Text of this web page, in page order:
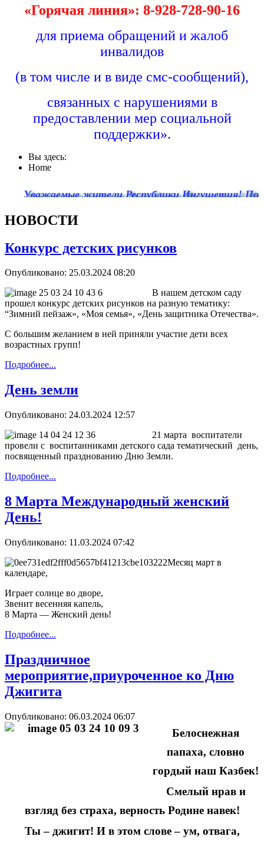
«Горячая линия»: 8-928-728-90-16
для приема обращений и жалоб
инвалидов
(в том числе и в виде смс-сообщений),
связанных с нарушениями в
предоставлении мер социальной
поддержки».
Вы здесь:
Home
Уважаемые жители Республики Ингушетия! По
НОВОСТИ
Конкурс детских рисунков
Опубликовано: 25.03.2024 08:20
В нашем детском саду
прошел конкурс детских рисунков на разную тематику:
“Зимний пейзаж», «Моя семья», «День защитника Отечества».
С большим желанием в ней приняли участие дети всех
возрастных групп!
Подробнее...
День земли
Опубликовано: 24.03.2024 12:57
21 марта воспитатели
провели с воспитанниками детского сада тематический день,
посвященный празднованию Дню Земли.
Подробнее...
8 Марта Международный женский
День!
Опубликовано: 11.03.2024 07:42
Месяц март в
календаре,
Играет солнце во дворе,
Звенит весенняя капель,
8 Марта — Женский день!
Подробнее...
Праздничное
мероприятие,приуроченное ко Дню
Джигита
Опубликовано: 06.03.2024 06:07
Белоснежная
папаха, словно
гордый наш Казбек!
Смелый нрав и
взгляд без страха, верность Родине навек!
Ты – джигит! И в этом слове – ум, отвага,